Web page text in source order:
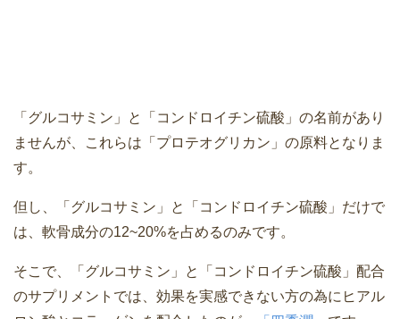
「グルコサミン」と「コンドロイチン硫酸」の名前があり
ませんが、これらは「プロテオグリカン」の原料となりま
す。
但し、「グルコサミン」と「コンドロイチン硫酸」だけで
は、軟骨成分の12~20%を占めるのみです。
そこで、「グルコサミン」と「コンドロイチン硫酸」配合
のサプリメントでは、効果を実感できない方の為にヒアル